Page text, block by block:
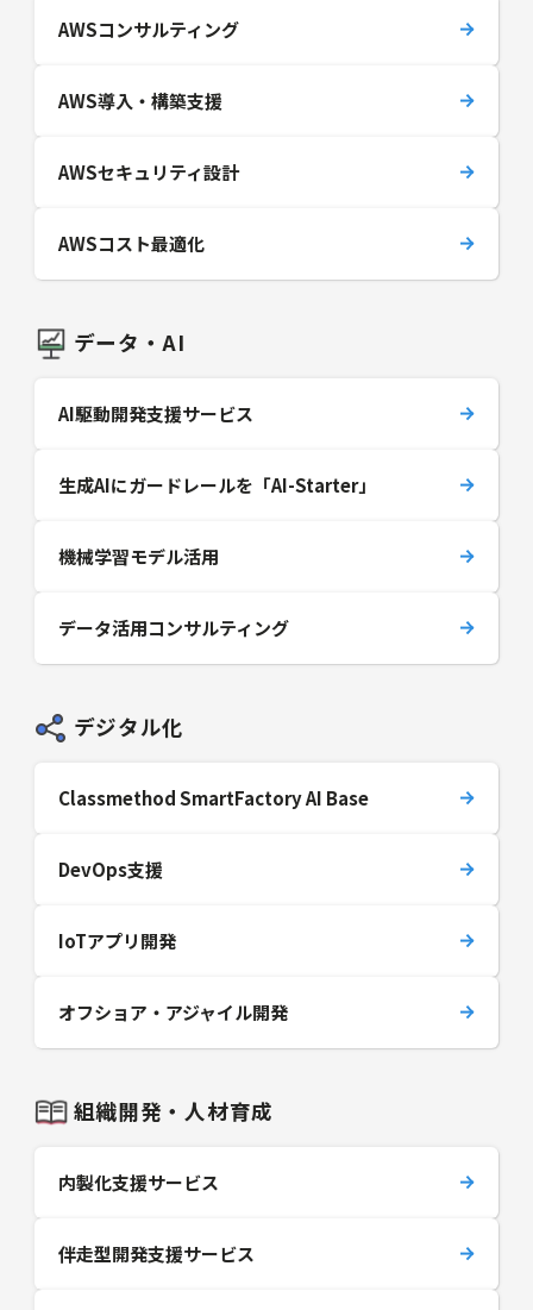
AWSコンサルティング
AWS導入・構築支援
AWSセキュリティ設計
AWSコスト最適化
データ・AI
AI駆動開発支援サービス
生成AIにガードレールを「AI-Starter」
機械学習モデル活用
データ活用コンサルティング
デジタル化
Classmethod SmartFactory AI Base
DevOps支援
IoTアプリ開発
オフショア・アジャイル開発
組織開発・人材育成
内製化支援サービス
伴走型開発支援サービス